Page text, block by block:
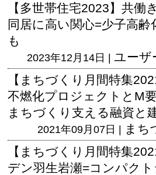
【多世帯住宅2023】共働
同居に高い関心=少子高齢
も
2023年12月14日 | ユーザ
【まちづくり月間特集
不燃化プロジェクトとM要
まちづくり支える融資と
2021年09月07日 | まち
【まちづくり月間特集
デン羽生岩瀬=コンパク